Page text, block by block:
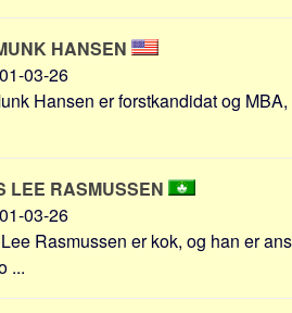
HANSEN
01-03-26
Hansen er forstkandidat og
LEE RASMUSSEN
01-03-26
Rasmussen er kok, og han er
...